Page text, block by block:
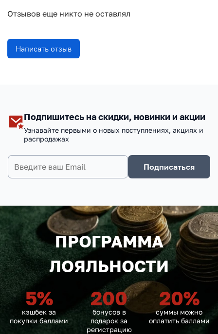
Отзывов еще никто не оставлял
Написать отзыв
Подпишитесь на скидки, новинки и акции
Узнавайте первыми о новых поступлениях, акциях и
распродажах
Подписаться
ПРОГРАММА
ЛОЯЛЬНОСТИ
5%
кэшбек за
покупки баллами
200
бонусов в
подарок за
регистрацию
20%
суммы можно
оплатить баллами